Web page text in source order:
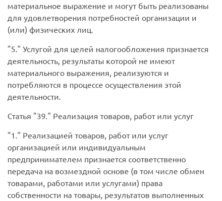
материальное выражение и могут быть реализованы
для удовлетворения потребностей организации и
(или) физических лиц.
5. Услугой для целей налогообложения признается
деятельность, результаты которой не имеют
материального выражения, реализуются и
потребляются в процессе осуществления этой
деятельности.
Статья
39.
Реализация товаров, работ или услуг
1.
Реализацией товаров, работ или услуг
организацией или индивидуальным
предпринимателем признается соответственно
передача на возмездной основе (в том числе обмен
товарами, работами или услугами) права
собственности на товары, результатов выполненных